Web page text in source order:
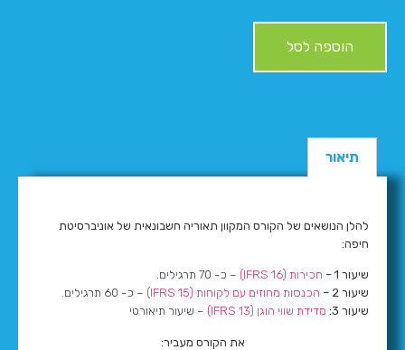
הוספה לסל
תיאור
להלן הנושאים של הקורס המקוון תאוריה חשבונאית של אוניברסיטת
חיפה:
שיעור 1 – חכירות (IFRS 16)
– כ- 70 תרגילים.
שיעור 2 –
הכנסות מחוזים עם לקוחות (IFRS 15)
– כ- 60 תרגילים.
שיעור 3:
מדידת שווי הוגן (IFRS 13) – שיעור תיאורטי
את הקורס מעביר: